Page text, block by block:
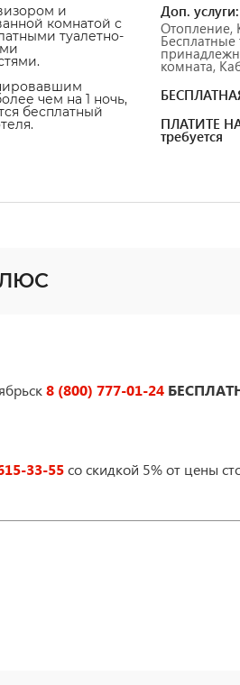
и
комнатой с
туалетно-
чем на 1 ночь,
бесплатный
Доп. услуги:
Отопление,
Бесплатные
комната,
ПЛАТИТЕ
требуется
8 (800) 777-01-24
33-55со скидкой 5% от цены